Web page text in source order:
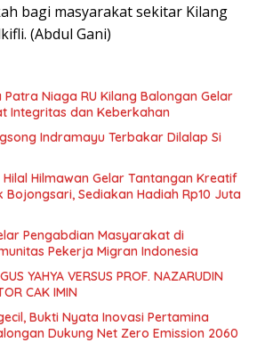
bagi masyarakat sekitar Kilang
(Abdul Gani)
Niaga RU Kilang Balongan Gelar
Integritas dan Keberkahan
Indramayu Terbakar Dilalap Si
Hilmawan Gelar Tantangan Kreatif
Bojongsari, Sediakan Hadiah Rp10 Juta
Pengabdian Masyarakat di
Pekerja Migran Indonesia
YAHYA VERSUS PROF. NAZARUDIN
CAK IMIN
Bukti Nyata Inovasi Pertamina
Dukung Net Zero Emission 2060